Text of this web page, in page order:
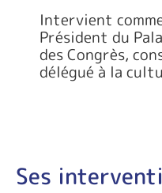
Intervient
Président du
des Congrès,
délégué à la
Ses